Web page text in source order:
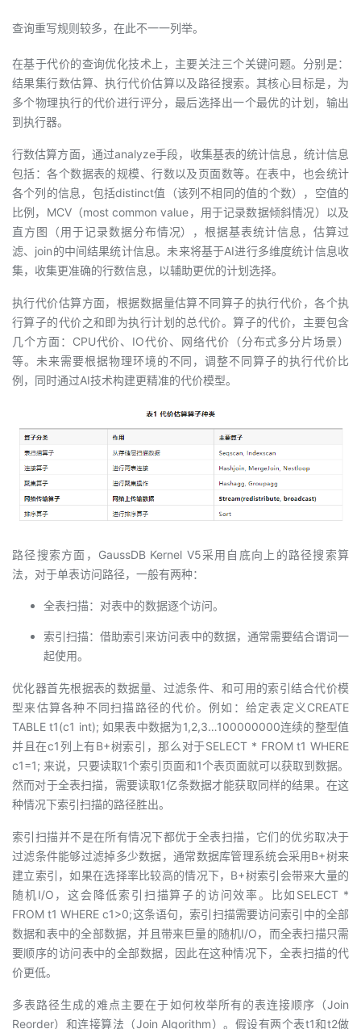
查询重写规则较多，在此不一一列举。
在基于代价的查询优化技术上，主要关注三个关键问题。分别是：
结果集行数估算、执行代价估算以及路径搜索。其核心目标是，为
多个物理执行的代价进行评分，最后选择出一个最优的计划，输出
到执行器。
行数估算方面，通过analyze手段，收集基表的统计信息，统计信息
包括：各个数据表的规模、行数以及页面数等。在表中，也会统计
各个列的信息，包括distinct值（该列不相同的值的个数），空值的
比例，MCV（most common value，用于记录数据倾斜情况）以及
直方图（用于记录数据分布情况），根据基表统计信息，估算过
滤、join的中间结果统计信息。未来将基于AI进行多维度统计信息收
集，收集更准确的行数信息，以辅助更优的计划选择。
执行代价估算方面，根据数据量估算不同算子的执行代价，各个执
行算子的代价之和即为执行计划的总代价。算子的代价，主要包含
几个方面：CPU代价、IO代价、网络代价（分布式多分片场景）
等。未来需要根据物理环境的不同，调整不同算子的执行代价比
例，同时通过AI技术构建更精准的代价模型。
路径搜索方面，GaussDB Kernel V5采用自底向上的路径搜索算
法，对于单表访问路径，一般有两种：
全表扫描：对表中的数据逐个访问。
索引扫描：借助索引来访问表中的数据，通常需要结合谓词一
起使用。
优化器首先根据表的数据量、过滤条件、和可用的索引结合代价模
型来估算各种不同扫描路径的代价。例如：给定表定义CREATE
TABLE t1(c1 int); 如果表中数据为1,2,3…100000000连续的整型值
并且在c1列上有B+树索引，那么对于SELECT * FROM t1 WHERE
c1=1; 来说，只要读取1个索引页面和1个表页面就可以获取到数据。
然而对于全表扫描，需要读取1亿条数据才能获取同样的结果。在这
种情况下索引扫描的路径胜出。
索引扫描并不是在所有情况下都优于全表扫描，它们的优劣取决于
过滤条件能够过滤掉多少数据，通常数据库管理系统会采用B+树来
建立索引，如果在选择率比较高的情况下，B+树索引会带来大量的
随机I/O，这会降低索引扫描算子的访问效率。比如SELECT *
FROM t1 WHERE c1>0;这条语句，索引扫描需要访问索引中的全部
数据和表中的全部数据，并且带来巨量的随机I/O，而全表扫描只需
要顺序的访问表中的全部数据，因此在这种情况下，全表扫描的代
价更低。
多表路径生成的难点主要在于如何枚举所有的表连接顺序（Join
Reorder）和连接算法（Join Algorithm）。假设有两个表t1和t2做